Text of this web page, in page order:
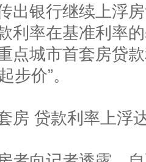
银行继续上浮房
利率在基准利率
点城市首套房贷
步价”。
贷款利率上浮